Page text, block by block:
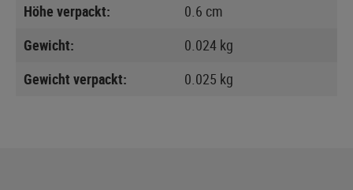
Höhe verpackt:
0.6 cm
Gewicht:
0.024 kg
Gewicht verpackt:
0.025 kg